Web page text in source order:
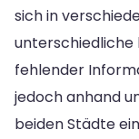
sich in
unterschiedliche
fehlender
jedoch anhand
beiden Städte